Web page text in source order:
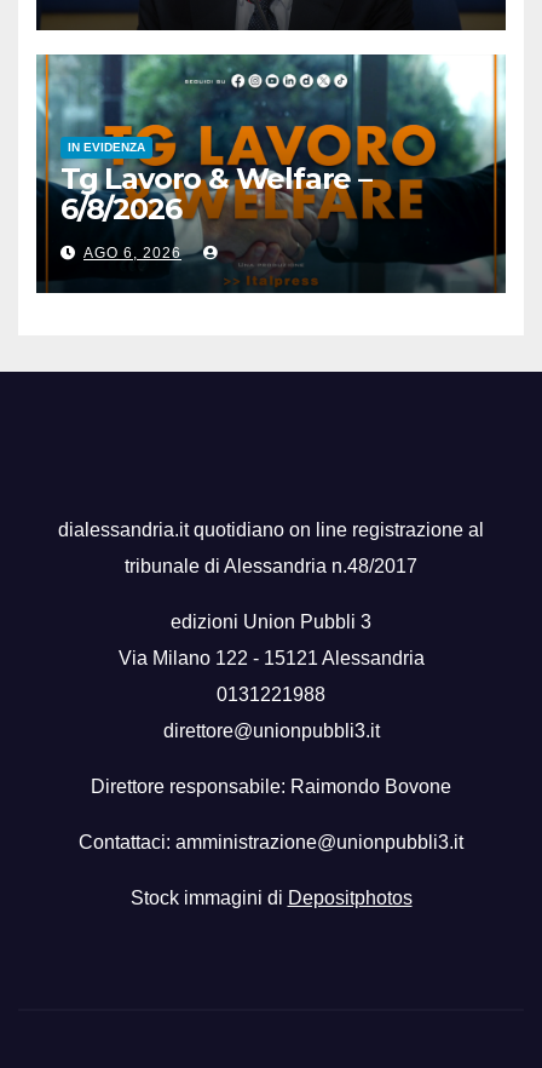
IN EVIDENZA
Tg Lavoro & Welfare –
6/8/2026
AGO 6, 2026
dialessandria.it quotidiano on line registrazione al
tribunale di Alessandria n.48/2017
edizioni Union Pubbli 3
Via Milano 122 - 15121 Alessandria
0131221988
direttore@unionpubbli3.it
Direttore responsabile: Raimondo Bovone
Contattaci: amministrazione@unionpubbli3.it
Stock immagini di Depositphotos